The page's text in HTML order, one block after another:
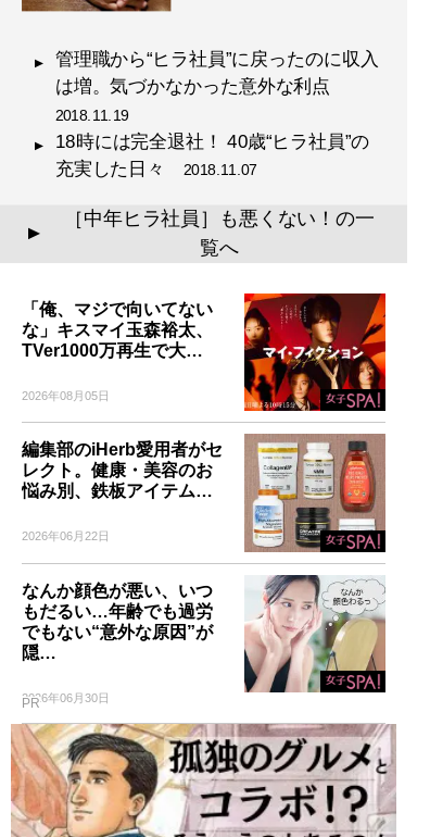
管理職から“ヒラ社員”に戻ったのに収入
は増。気づかなかった意外な利点
2018.11.19
18時には完全退社！ 40歳“ヒラ社員”の
充実した日々2018.11.07
▲
［中年ヒラ社員］も悪くない！の一
覧へ
「俺、マジで向いてない
な」キスマイ玉森裕太、
TVer1000万再生で大…
2026年08月05日
編集部のiHerb愛用者がセ
レクト。健康・美容のお
悩み別、鉄板アイテム…
2026年06月22日
なんか顔色が悪い、いつ
もだるい…年齢でも過労
でもない“意外な原因”が
隠…
2026年06月30日
PR